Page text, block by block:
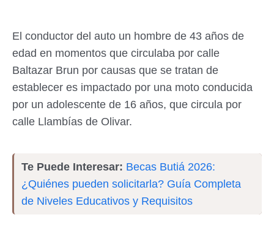
El conductor del auto un hombre de 43 años de
edad en momentos que circulaba por calle
Baltazar Brun por causas que se tratan de
establecer es impactado por una moto conducida
por un adolescente de 16 años, que circula por
calle Llambías de Olivar.
Te Puede Interesar: Becas Butiá 2026:
¿Quiénes pueden solicitarla? Guía Completa
de Niveles Educativos y Requisitos